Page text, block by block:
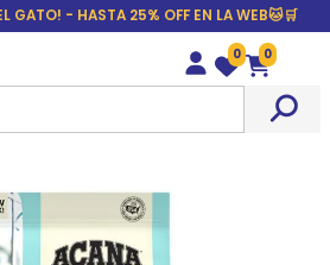
GATO! - HASTA 25% OFF EN LA WEB🐱🛒
Wishlist
0
Carrito
0